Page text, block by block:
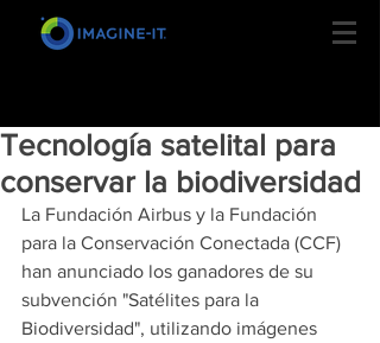
Tecnología satelital para
conservar la biodiversidad
La Fundación Airbus y la Fundación
para la Conservación Conectada (CCF)
han anunciado los ganadores de su
subvención "Satélites para la
Biodiversidad", utilizando imágenes